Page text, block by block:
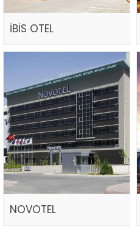
İBİS OTEL
NOVOTEL